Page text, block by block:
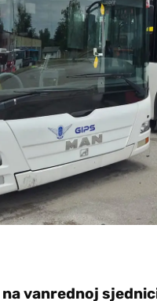
vanrednoj